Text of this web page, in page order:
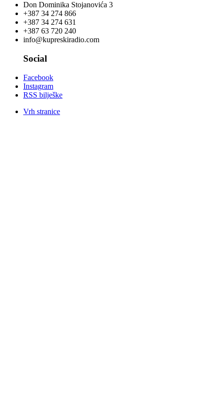
Don Dominika Stojanovića 3
+387 34 274 866
+387 34 274 631
+387 63 720 240
info@kupreskiradio.com
Social
Facebook
Instagram
RSS bilješke
Vrh stranice